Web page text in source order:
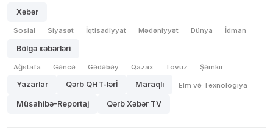
Xəbər
Sosial Siyasət İqtisadiyyat Mədəniyyət Dünya İdman
Bölgə xəbərləri
Ağstafa Gəncə Gədəbəy Qazax Tovuz Şəmkir
Yazarlar Qərb QHT-lərİ Maraqlı Elm və Texnologiya
Müsahibə-Reportaj Qərb Xəbər TV